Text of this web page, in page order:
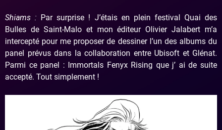
Shiams : Par surprise ! J’étais en plein festival Quai des
Bulles de Saint-Malo et mon éditeur Olivier Jalabert m’a
intercepté pour me proposer de dessiner l’un des albums du
panel prévus dans la collaboration entre Ubisoft et Glénat.
Parmi ce panel : Immortals Fenyx Rising que j’ ai de suite
accepté. Tout simplement !